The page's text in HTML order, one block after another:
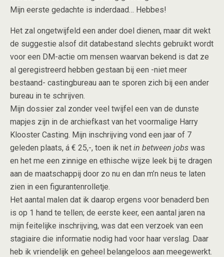
Mijn eerste gedachte is inderdaad… Hebbes!
Het zal ongetwijfeld een ander doel dienen, maar dit wekt
de suggestie alsof dit databestand slechts gebruikt wordt
voor een DM-actie om mensen waarvan bekend is dat ze
al geregistreerd hebben gestaan bij een -niet meer
bestaand- castingbureau aan te sporen zich bij een ander
bureau in te schrijven.
Mijn dossier zal zonder veel twijfel een van de dunste
mapjes zijn in de archiefkast van het voormalige Harry
Klooster Casting. Mijn inschrijving vond een jaar of 7
geleden plaats, á € 25,-, toen ik net in between jobs was
en het me een zinnige en ethische wijze leek bij te dragen
aan de maatschappij door zo nu en dan m’n neus te laten
zien in een figurantenrolletje.
Het aantal malen dat ik daarop ergens voor benaderd ben
is op 1 hand te tellen; de eerste keer, een aantal jaren na
mijn feitelijke inschrijving, was dat een verzoek van een
stagiaire die informatie nodig had voor haar verslag. Daar
heb ik vriendelijk en geheel belangeloos aan meegewerkt.